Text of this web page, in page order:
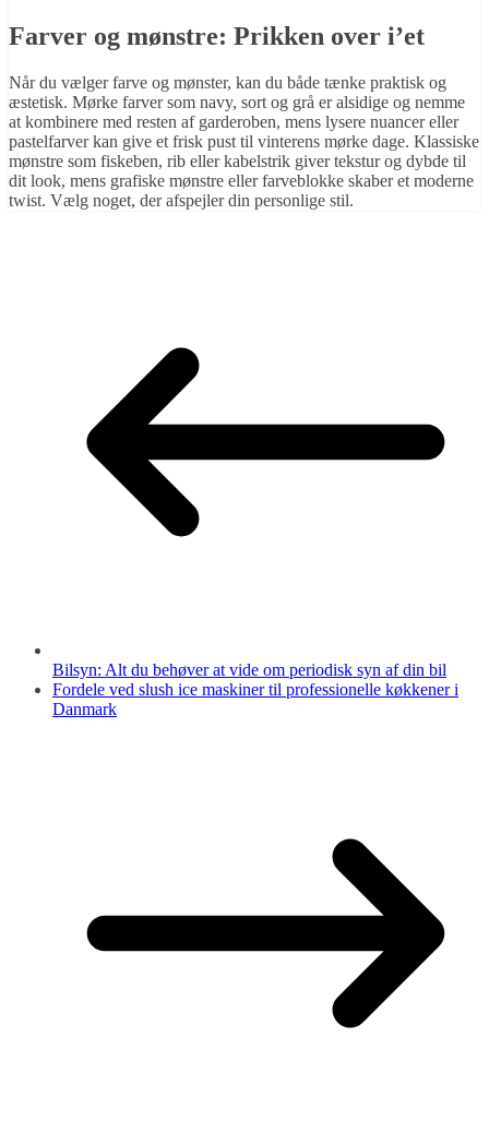
Farver og mønstre: Prikken over i’et
Når du vælger farve og mønster, kan du både tænke praktisk og
æstetisk. Mørke farver som navy, sort og grå er alsidige og nemme
at kombinere med resten af garderoben, mens lysere nuancer eller
pastelfarver kan give et frisk pust til vinterens mørke dage. Klassiske
mønstre som fiskeben, rib eller kabelstrik giver tekstur og dybde til
dit look, mens grafiske mønstre eller farveblokke skaber et moderne
twist. Vælg noget, der afspejler din personlige stil.
Bilsyn: Alt du behøver at vide om periodisk syn af din bil
Fordele ved slush ice maskiner til professionelle køkkener i
Danmark